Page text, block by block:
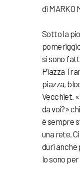
di MARKO
Sotto la
si sono
Piazza
piazza,
Vecchiet.
da voi?»
è sempre
una rete.
duri anche
lo sono